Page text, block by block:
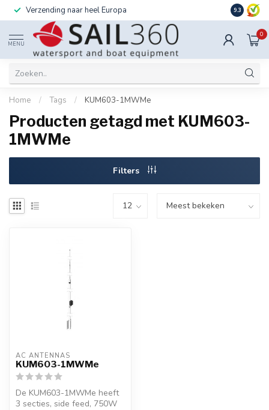
Verzending naar heel Europa Ook
9.3
MENU
0
Home / Tags / KUM603-1MWMe
Producten getagd met KUM603-
1MWMe
Filters
AC ANTENNAS
KUM603-1MWMe
De KUM603-1MWMe heeft
3 secties, side feed, 750W